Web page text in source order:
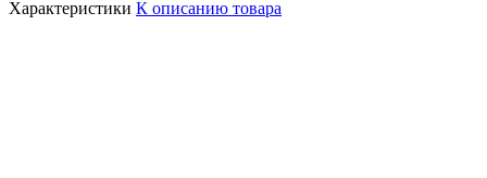
Характеристики К описанию товара